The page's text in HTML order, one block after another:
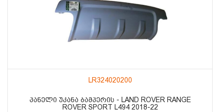
LR324020200
ᲞᲐᲜᲔᲚᲘ ᲣᲙᲐᲜᲐ ᲑᲐᲛᲞᲔᲠᲘᲡ - LAND ROVER RANGE
ROVER SPORT L494 2018-22